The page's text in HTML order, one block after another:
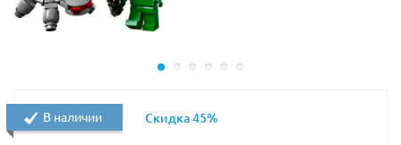
В наличии Скидка 45%